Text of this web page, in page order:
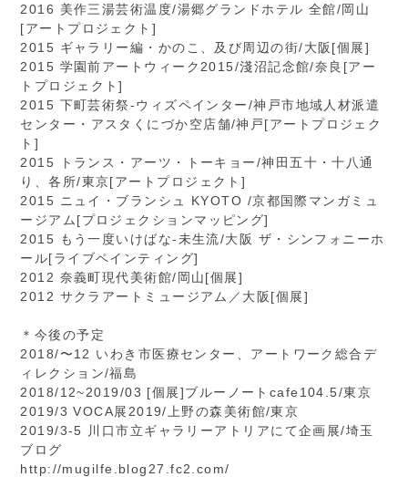
2016 美作三湯芸術温度/湯郷グランドホテル 全館/岡山
[アートプロジェクト]
2015 ギャラリー編・かのこ、及び周辺の街/大阪[個展]
2015 学園前アートウィーク2015/淺沼記念館/奈良[アー
トプロジェクト]
2015 下町芸術祭-ウィズペインター/神戸市地域人材派遣
センター・アスタくにづか空店舗/神戸[アートプロジェク
ト]
2015 トランス・アーツ・トーキョー/神田五十・十八通
り、各所/東京[アートプロジェクト]
2015 ニュイ・ブランシュ KYOTO /京都国際マンガミュ
ージアム[プロジェクションマッピング]
2015 もう一度いけばな-未生流/大阪 ザ・シンフォニーホ
ール[ライブペインティング]
2012 奈義町現代美術館/岡山[個展]
2012 サクラアートミュージアム／大阪[個展]
＊今後の予定
2018/〜12 いわき市医療センター、アートワーク総合デ
ィレクション/福島
2018/12~2019/03 [個展]ブルーノートcafe104.5/東京
2019/3 VOCA展2019/上野の森美術館/東京
2019/3-5 川口市立ギャラリーアトリアにて企画展/埼玉
ブログ
http://mugilfe.blog27.fc2.com/